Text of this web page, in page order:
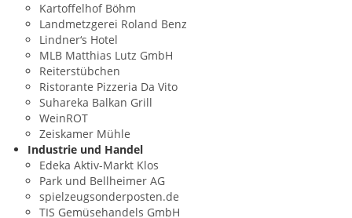
Kartoffelhof Böhm
Landmetzgerei Roland Benz
Lindner‘s Hotel
MLB Matthias Lutz GmbH
Reiterstübchen
Ristorante Pizzeria Da Vito
Suhareka Balkan Grill
WeinROT
Zeiskamer Mühle
Industrie und Handel
Edeka Aktiv-Markt Klos
Park und Bellheimer AG
spielzeugsonderposten.de
TIS Gemüsehandels GmbH